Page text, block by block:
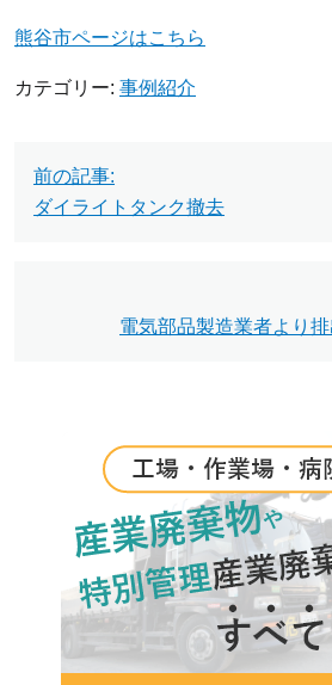
熊谷市ページはこちら
カテゴリー: 事例紹介
投
稿
前の記事:
ダイライトタンク撤去
電気部品製造業者より